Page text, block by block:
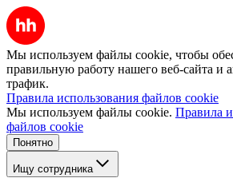
Мы используем файлы cookie, чтобы
правильную работу нашего веб-сайта и
трафик.
Правила использования файлов cookie
Мы используем файлы cookie. Правила
файлов cookie
Понятно
Ищу сотрудника